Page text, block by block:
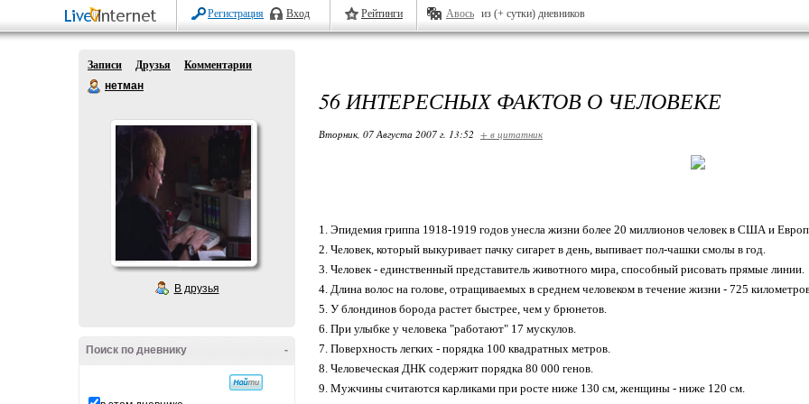
Регистрация Вход Рейтинги Авось из (+ сутки) дневников
Записи Друзья
Комментарии
нетман
В друзья
-
Поиск по дневнику
56 ИНТЕРЕСНЫХ ФАКТОВ О ЧЕЛОВЕКЕ
Вторник, 07 Августа 2007 г. 13:52 + в цитатник
1. Эпидемия гриппа 1918-1919 годов унесла жизни более 20 миллионов человек в США и
2. Человек, который выкуривает пачку сигарет в день, выпивает пол-чашки смолы в год.
3. Человек - единственный представитель животного мира, способный рисовать прямые линии.
4. Длина волос на голове, отращиваемых в среднем человеком в течение жизни - 725
5. У блондинов борода растет быстрее, чем у брюнетов.
6. При улыбке у человека "работают" 17 мускулов.
7. Поверхность легких - порядка 100 квадратных метров.
8. Человеческая ДHК содержит порядка 80 000 генов.
9. Мужчины считаются карликами при росте ниже 130 см, женщины - ниже 120 см.